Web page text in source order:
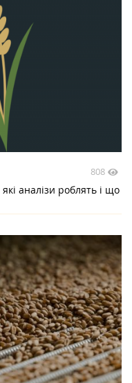
808
аналізи роблять і що